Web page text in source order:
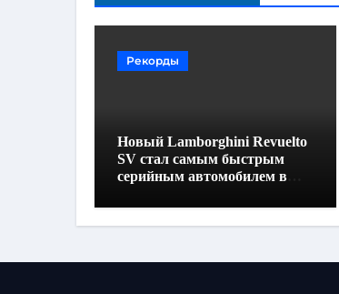
Рекорды
Новый Lamborghini Revuelto
SV стал самым быстрым
серийным автомобилем в